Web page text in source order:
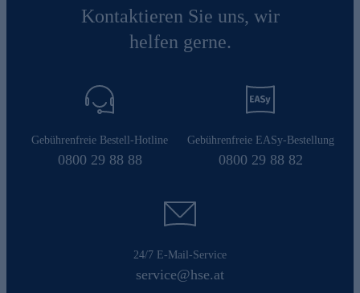
Kontaktieren Sie uns, wir
helfen gerne.
Gebührenfreie Bestell-Hotline
0800 29 88 88
Gebührenfreie EASy-Bestellung
0800 29 88 82
24/7 E-Mail-Service
service@hse.at